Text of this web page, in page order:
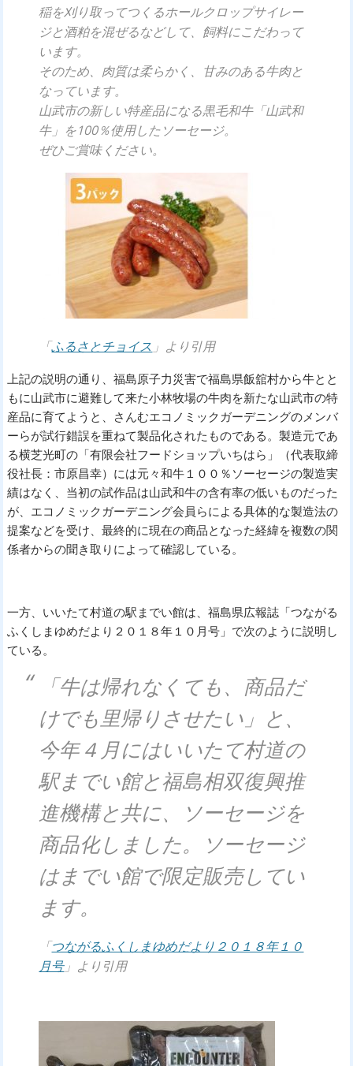
稲を刈り取ってつくるホールクロップサイレー
ジと酒粕を混ぜるなどして、飼料にこだわって
います。
そのため、肉質は柔らかく、甘みのある牛肉と
なっています。
山武市の新しい特産品になる黒毛和牛「山武和
牛」を100％使用したソーセージ。
ぜひご賞味ください。
「ふるさとチョイス 」より引用
上記の説明の通り、福島原子力災害で福島県飯舘村から牛とと
もに山武市に避難して来た小林牧場の牛肉を新たな山武市の特
産品に育てようと、さんむエコノミックガーデニングのメンバ
ーらが試行錯誤を重ねて製品化されたものである。製造元であ
る横芝光町の「有限会社フードショップいちはら」（代表取締
役社長：市原昌幸）には元々和牛１００％ソーセージの製造実
績はなく、当初の試作品は山武和牛の含有率の低いものだった
が、エコノミックガーデニング会員らによる具体的な製造法の
提案などを受け、最終的に現在の商品となった経緯を複数の関
係者からの聞き取りによって確認している。
一方、いいたて村道の駅までい館は、福島県広報誌「つながる
ふくしまゆめだより２０１８年１０月号」で次のように説明し
ている。
「牛は帰れなくても、商品だ
けでも里帰りさせたい」と、
今年４月にはいいたて村道の
駅までい館と福島相双復興推
進機構と共に、ソーセージを
商品化しました。ソーセージ
はまでい館で限定販売してい
ます。
「つながるふくしまゆめだより２０１８年１０
月号」より引用